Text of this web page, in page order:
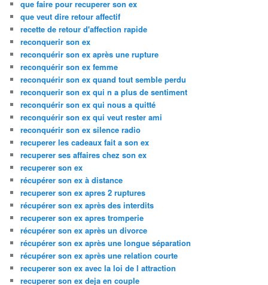
que faire pour recuperer son ex
que veut dire retour affectif
recette de retour d'affection rapide
reconquerir son ex
reconquérir son ex après une rupture
reconquérir son ex femme
reconquérir son ex quand tout semble perdu
reconquerir son ex qui n a plus de sentiment
reconquérir son ex qui nous a quitté
reconquérir son ex qui veut rester ami
reconquérir son ex silence radio
recuperer les cadeaux fait a son ex
recuperer ses affaires chez son ex
recuperer son ex
récupérer son ex à distance
recuperer son ex apres 2 ruptures
récupérer son ex après des interdits
recuperer son ex apres tromperie
récupérer son ex après un divorce
récupérer son ex après une longue séparation
récupérer son ex après une relation courte
recuperer son ex avec la loi de l attraction
recuperer son ex deja en couple